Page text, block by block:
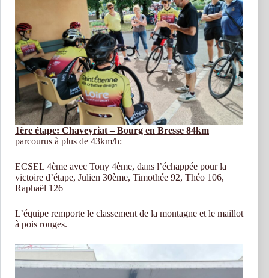
1ère étape: Chaveyriat – Bourg en Bresse 84km
parcourus à plus de 43km/h:
ECSEL 4ème avec Tony 4ème, dans l’échappée pour la
victoire d’étape, Julien 30ème, Timothée 92, Théo 106,
Raphaël 126
L’équipe remporte le classement de la montagne et le maillot
à pois rouges.